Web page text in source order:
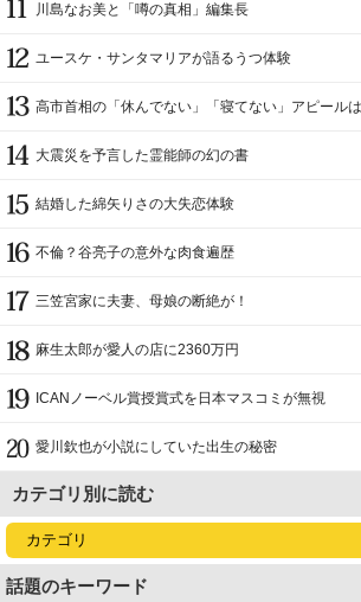
川島なお美と「噂の真相」編集長
ユースケ・サンタマリアが語るうつ体験
高市首相の「休んでない」「寝てない」アピール
大震災を予言した霊能師の幻の書
結婚した綿矢りさの大失恋体験
不倫？谷亮子の意外な肉食遍歴
三笠宮家に夫妻、母娘の断絶が！
麻生太郎が愛人の店に2360万円
ICANノーベル賞授賞式を日本マスコミが無視
愛川欽也が小説にしていた出生の秘密
カテゴリ別に読む
話題のキーワード